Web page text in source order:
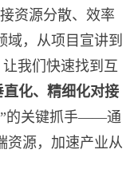
资源分散、效率
域，从项目宣讲到
我们快速找到互
直化、精细化对接
”的关键抓手——通
资源，加速产业从